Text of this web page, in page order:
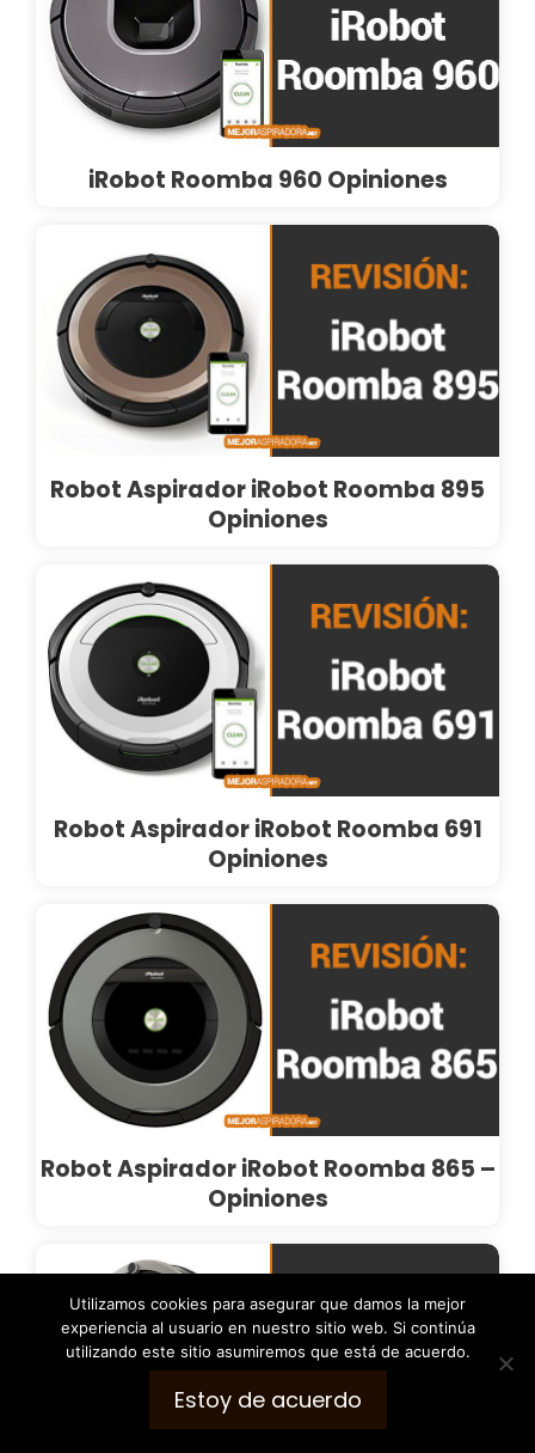
iRobot Roomba 960 Opiniones
Robot Aspirador iRobot Roomba 895
Opiniones
Robot Aspirador iRobot Roomba 691
Opiniones
Robot Aspirador iRobot Roomba 865 –
Opiniones
Utilizamos cookies para asegurar que damos la mejor
experiencia al usuario en nuestro sitio web. Si continúa
utilizando este sitio asumiremos que está de acuerdo.
Estoy de acuerdo